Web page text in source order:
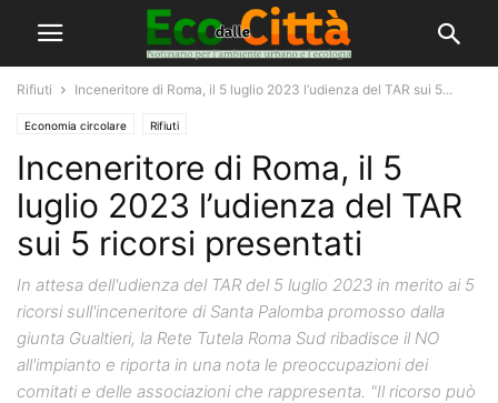
Rifiuti Inceneritore di Roma, il 5 luglio 2023 l’udienza del TAR sui 5...
Economia circolare Rifiuti
Inceneritore di Roma, il 5
luglio 2023 l’udienza del TAR
sui 5 ricorsi presentati
In attesa dell'udienza del TAR del 5 luglio 2023 in merito ai 5
ricorsi sull'inceneritore di Santa Palomba promosso dalla
giunta Gualtieri, la Rete Tutela Roma Sud ribadisce il NO
all'impianto e riporta in una nota le preoccupazioni dei
comitati e delle associazioni che rappresenta. "Il ricorso può